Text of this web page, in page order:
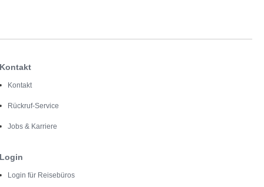
Kontakt
Kontakt
Rückruf-Service
Jobs & Karriere
Login
Login für Reisebüros